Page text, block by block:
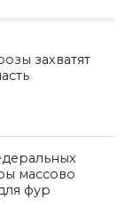
захватят
массово
фур